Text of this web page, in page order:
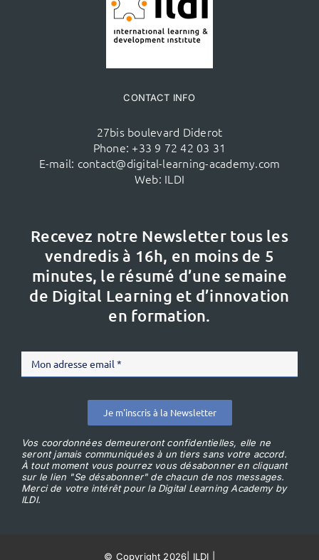
CONTACT INFO
27bis boulevard Diderot
Phone: +33 9 72 42 03 31
E-mail: contact@digital-learning-academy.com
Web: ILDI
Recevez notre Newsletter tous les
vendredis à 16h, en moins de 5
minutes, le résumé d’une semaine
de Digital Learning et d’innovation
en formation.
Je m'inscris à la Newsletter
Vos coordonnées demeureront confidentielles, elle ne
seront jamais communiquées à un tiers sans votre accord.
À tout moment vous pourrez vous désabonner en cliquant
sur le lien "Se désabonner" de chacun de nos messages.
Merci de votre intérêt pour la Digital Learning Academy by
ILDI.
© Copyright 2026 ILDI